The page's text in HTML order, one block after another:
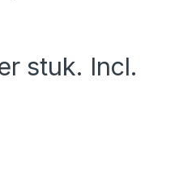
stuk. Incl.